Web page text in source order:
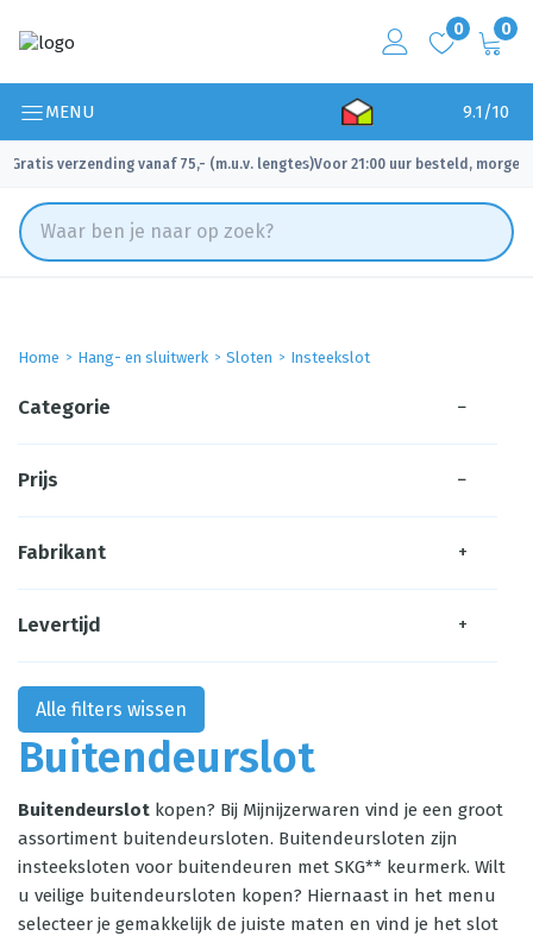
0 0
MENU 9.1/10
Gratis verzending vanaf 75,- (m.u.v. lengtes)
✓ Voor 21:00 uur besteld, morgen
Home Hang- en sluitwerk Sloten Insteekslot
Buitendeurslot
Buitendeurslot kopen? Bij Mijnijzerwaren vind je een groot
assortiment buitendeursloten. Buitendeursloten zijn
insteeksloten voor buitendeuren met SKG** keurmerk. Wilt
u veilige buitendeursloten kopen? Hiernaast in het menu
selecteer je gemakkelijk de juiste maten en vind je het slot
Categorie −
Prijs −
Fabrikant +
Levertijd +
Alle filters wissen